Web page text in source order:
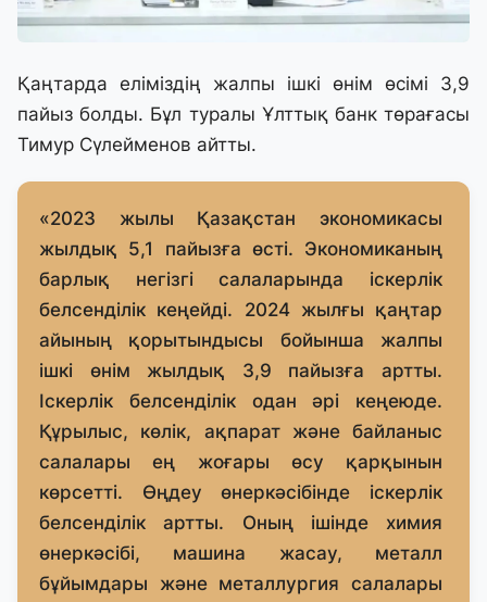
Қаңтарда еліміздің жалпы ішкі өнім өсімі 3,9
пайыз болды. Бұл туралы Ұлттық банк төрағасы
Тимур Сүлейменов айтты.
«2023 жылы Қазақстан экономикасы
жылдық 5,1 пайызға өсті. Экономиканың
барлық негізгі салаларында іскерлік
белсенділік кеңейді. 2024 жылғы қаңтар
айының қорытындысы бойынша жалпы
ішкі өнім жылдық 3,9 пайызға артты.
Іскерлік белсенділік одан әрі кеңеюде.
Құрылыс, көлік, ақпарат және байланыс
салалары ең жоғары өсу қарқынын
көрсетті. Өңдеу өнеркәсібінде іскерлік
белсенділік артты. Оның ішінде химия
өнеркәсібі, машина жасау, металл
бұйымдары және металлургия салалары